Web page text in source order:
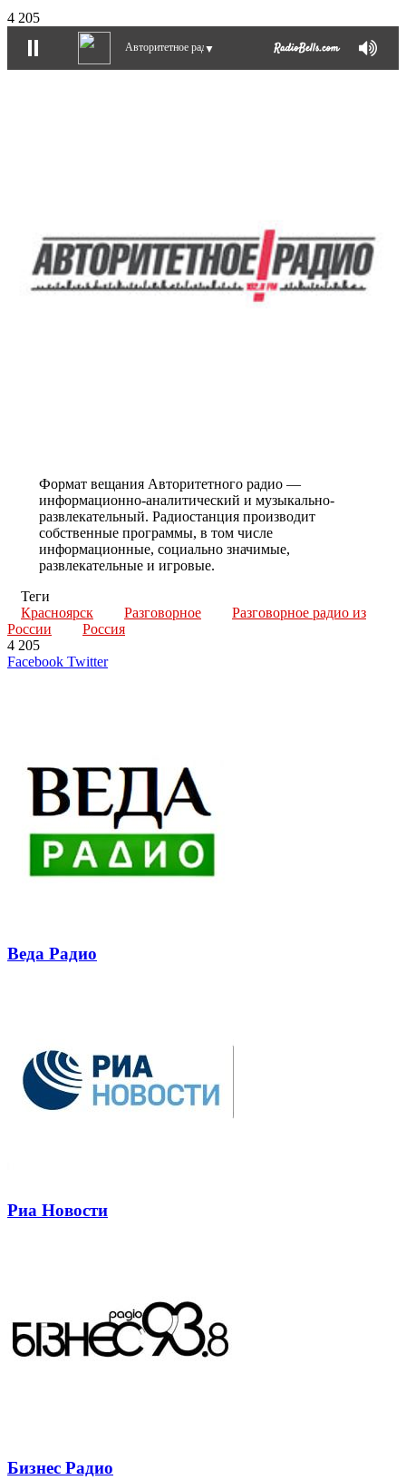
4 205
Авторитетное радио
▼
Формат вещания Авторитетного радио —
информационно-аналитический и музыкально-
развлекательный. Радиостанция производит
собственные программы, в том числе
информационные, социально значимые,
развлекательные и игровые.
Теги
Красноярск
Разговорное
Разговорное радио из
России
Россия
4 205
Facebook TwitterLinkedIn
Tumblr
Reddit
Вконтакте
Одноклассники
Skype
Messenger
Messenger
WhatsApp
Telegram
Viber
Line
Поделиться
Печатать
Веда Радио
Риа Новости
Бизнес Радио